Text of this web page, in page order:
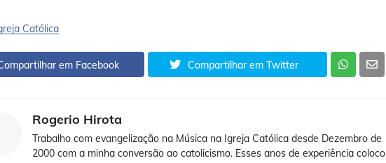
Católica
em Facebook Compartilhar em Twitter
Rogerio Hirota
Trabalho com evangelização na Música na Igreja Católica desde Dezembro de
2000 com a minha conversão ao catolicismo. Esses anos de experiência coloco